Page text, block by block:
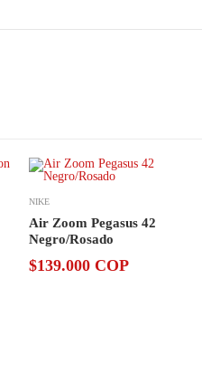
NIKE
Air Zoom Pegasus 42
Negro/Rosado
$139.000 COP